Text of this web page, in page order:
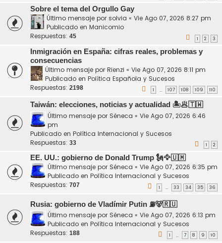
Sobre el tema del Orgullo Gay
Último mensaje por solvia « Vie Ago 07, 2026 8:27 pm
Publicado en Manicomio
Respuestas: 45 1 2 3
Inmigración en España: cifras reales, problemas y
consecuencias
Último mensaje por Rienzi « Vie Ago 07, 2026 8:11 pm
Publicado en Política Española y Sucesos
Respuestas: 2198 1 … 107 108 109 110
Taiwán: elecciones, noticias y actualidad 🏝️🥟🇹🇼
Último mensaje por Séneca « Vie Ago 07, 2026 6:46
pm
Publicado en Política Internacional y Sucesos
Respuestas: 33 1 2
EE. UU.: gobierno de Donald Trump 🗽🦅🇺🇲
Último mensaje por Séneca « Vie Ago 07, 2026 6:35 pm
Publicado en Política Internacional y Sucesos
Respuestas: 707 1 … 33 34 35 36
Rusia: gobierno de Vladímir Putin ⛽️🐻🇷🇺
Último mensaje por Séneca « Vie Ago 07, 2026 6:13 pm
Publicado en Política Internacional y Sucesos
Respuestas: 188 1 … 7 8 9 10